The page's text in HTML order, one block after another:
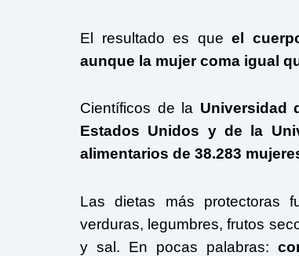
El resultado es que el
aunque la mujer coma igual
Científicos de la Universidad
Estados Unidos y de la
alimentarios de 38.283
Las dietas más protectoras
verduras, legumbres, frutos
y sal. En pocas palabras: